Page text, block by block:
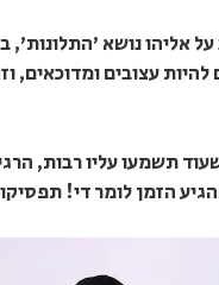
אליהו נושא 'התלונות',
עצובים ומדוכאים,
תשמעו עליו רבות,
הזמן לומר די!